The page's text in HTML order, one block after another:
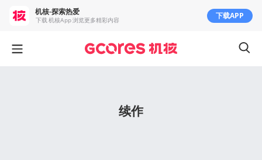
续作
机核-探索热爱
下载 机核App 浏览更多精彩内容 下载APP